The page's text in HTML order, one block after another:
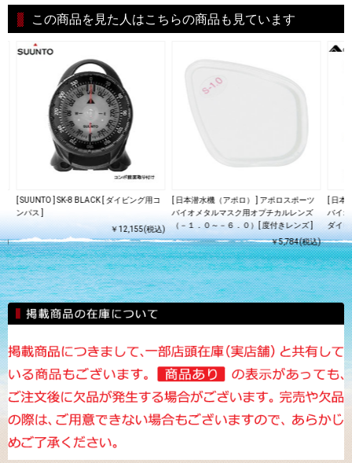
この商品を見た人はこちらの商品も見ています
)
[ SUUNTO ] SK-8 BLACK [ ダイビング用コ
ンパス ]
￥12,155(税込)
[ 日本潜水機（アポロ） ] アポロスポーツ
バイオメタルマスク用オプチカルレンズ
（－１．０～－６．０）[ 度付きレンズ ]
￥5,784(税込)
[ 日
バイ
ダイ